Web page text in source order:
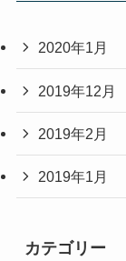
2020年1月
2019年12月
2019年2月
2019年1月
カテゴリー